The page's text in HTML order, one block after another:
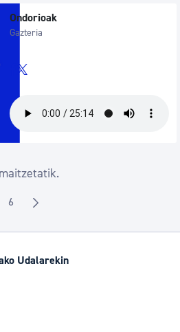
Ondorioak
Gazteria
Pages Use TAB to navigate.
Orrialdea
6
Udalarekin